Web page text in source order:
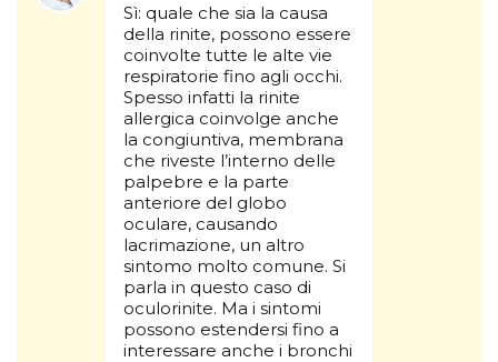
Sì: quale che sia la causa
della rinite, possono essere
coinvolte tutte le alte vie
respiratorie fino agli occhi.
Spesso infatti la rinite
allergica coinvolge anche
la congiuntiva, membrana
che riveste l’interno delle
palpebre e la parte
anteriore del globo
oculare, causando
lacrimazione, un altro
sintomo molto comune. Si
parla in questo caso di
oculorinite. Ma i sintomi
possono estendersi fino a
interessare anche i bronchi